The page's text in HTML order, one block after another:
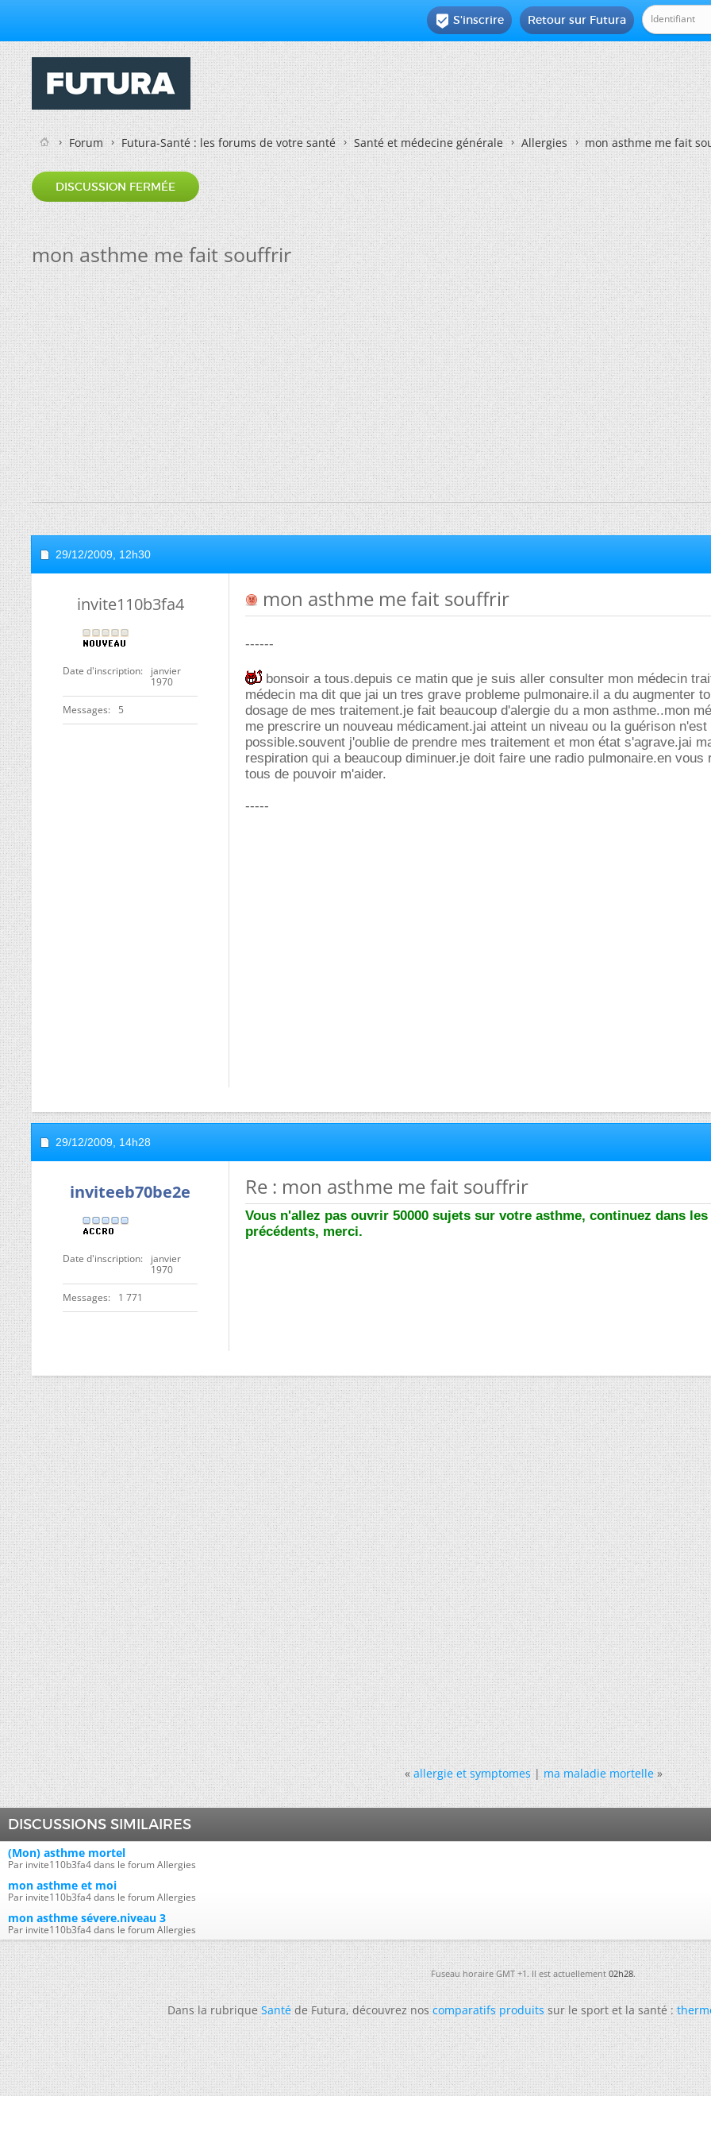
Retour sur Futura
 S'inscrire
Forum Futura-Santé : les forums de votre santé Santé et médecine générale Allergies mon asthme me fait
DISCUSSION FERMÉE
mon asthme me fait souffrir
29/12/2009, 12h30
invite110b3fa4
Date d'inscription
janvier
1970
Messages 5
mon asthme me fait souffrir
------
bonsoir a tous.depuis ce matin que je suis aller consulter mon médecin
médecin ma dit que jai un tres grave probleme pulmonaire.il a du augmenter
dosage de mes traitement.je fait beaucoup d'alergie du a mon asthme..mon
me prescrire un nouveau médicament.jai atteint un niveau ou la guérison n'est
possible.souvent j'oublie de prendre mes traitement et mon état s'agrave.jai
respiration qui a beaucoup diminuer.je doit faire une radio pulmonaire.en vous
tous de pouvoir m'aider.
-----
29/12/2009, 14h28
inviteeb70be2e
Date d'inscription
janvier
1970
Messages 1 771
Re : mon asthme me fait souffrir
Vous n'allez pas ouvrir 50000 sujets sur votre asthme, continuez dans les
précédents, merci.
« allergie et symptomes|ma maladie mortelle »
DISCUSSIONS SIMILAIRES
(Mon) asthme mortel
Par invite110b3fa4 dans le forum Allergies
mon asthme et moi
Par invite110b3fa4 dans le forum Allergies
mon asthme sévere.niveau 3
Par invite110b3fa4 dans le forum Allergies
Fuseau horaire GMT +1. Il est actuellement02h28.
Dans la rubriqueSantéde Futura, découvrez noscomparatifs produitssur le sport et la santé :